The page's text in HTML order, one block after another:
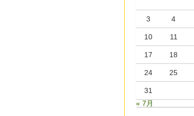
3 4
10 11
17 18
24 25
31
« 7月